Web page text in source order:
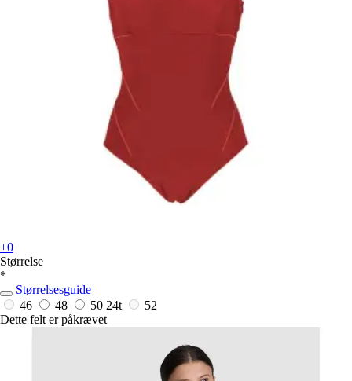
+0
Størrelse
*
Størrelsesguide
46
48 50 24t
52
Dette felt er påkrævet